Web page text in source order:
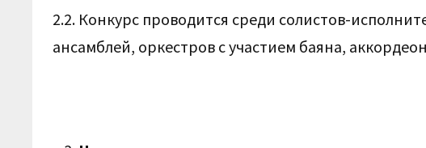
2.2. Конкурс проводится среди солистов-
ансамблей, оркестров с участием баяна,